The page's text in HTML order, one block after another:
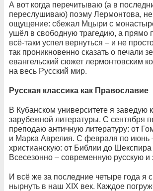
А вот когда перечитываю (а в
переслушиваю) поэму Лермонтова, не
ощущение: сбежал Мцыри с
ушёл в свободную трагедию, а прямо
всё-таки успел вернуться – и не
так проникновенно сказать о печали
евангельский сюжет лермонтовским
на весь Русский мир.
Русская классика как Православие
В Кубанском университете я заведую
зарубежной литературы. С сентября
преподаю античную литературу: от
и Марка Аврелия. С февраля по июнь
христианскую: от Библии до
Всесезонно – современную русскую и
И всё же за последние четыре года я
нырнуть в наш XIX век. Каждое